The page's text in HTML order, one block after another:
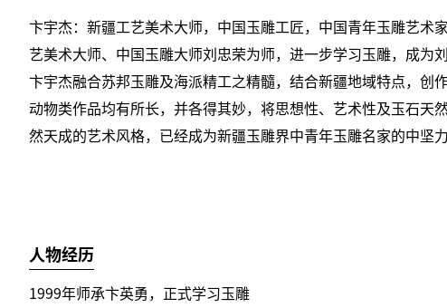
卞宇杰：新疆工艺美术大师，中国玉雕工匠，中国青年玉雕艺术
艺美术大师、中国玉雕大师刘忠荣为师，进一步学习玉雕，成为
卞宇杰融合苏邦玉雕及海派精工之精髓，结合新疆地域特点，创
动物类作品均有所长，并各得其妙，将思想性、艺术性及玉石天
然天成的艺术风格，已经成为新疆玉雕界中青年玉雕名家的中坚力
人物经历
1999年师承卞英勇，正式学习玉雕